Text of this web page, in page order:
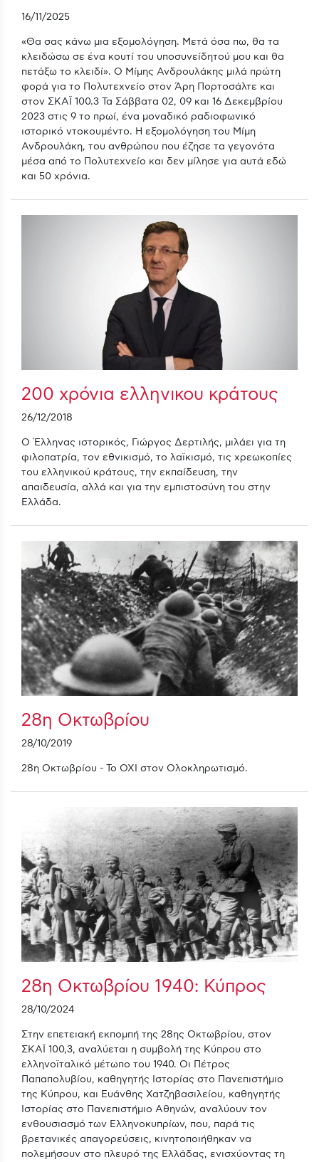
16/11/2025
«Θα σας κάνω μια εξομολόγηση. Μετά όσα πω, θα τα
κλειδώσω σε ένα κουτί του υποσυνείδητού μου και θα
πετάξω το κλειδί». Ο Μίμης Ανδρουλάκης μιλά πρώτη
φορά για το Πολυτεχνείο στον Άρη Πορτοσάλτε και
στον ΣΚΑΪ 100.3 Τα Σάββατα 02, 09 και 16 Δεκεμβρίου
2023 στις 9 το πρωί, ένα μοναδικό ραδιοφωνικό
ιστορικό ντοκουμέντο. Η εξομολόγηση του Μίμη
Ανδρουλάκη, του ανθρώπου που έζησε τα γεγονότα
μέσα από το Πολυτεχνείο και δεν μίλησε για αυτά εδώ
και 50 χρόνια.
200 χρόνια ελληνικου κράτους
26/12/2018
Ο Έλληνας ιστορικός, Γιώργος Δερτιλής, μιλάει για τη
φιλοπατρία, τον εθνικισμό, το λαϊκισμό, τις χρεωκοπίες
του ελληνικού κράτους, την εκπαίδευση, την
απαιδευσία, αλλά και για την εμπιστοσύνη του στην
Ελλάδα.
28η Οκτωβρίου
28/10/2019
28η Οκτωβρίου - Το ΟΧΙ στον Ολοκληρωτισμό.
28η Οκτωβρίου 1940: Κύπρος
28/10/2024
Στην επετειακή εκπομπή της 28ης Οκτωβρίου, στον
ΣΚΑΪ 100,3, αναλύεται η συμβολή της Κύπρου στο
ελληνοϊταλικό μέτωπο του 1940. Οι Πέτρος
Παπαπολυβίου, καθηγητής Ιστορίας στο Πανεπιστήμιο
της Κύπρου, και Ευάνθης Χατζηβασιλείου, καθηγητής
Ιστορίας στο Πανεπιστήμιο Αθηνών, αναλύουν τον
ενθουσιασμό των Ελληνοκυπρίων, που, παρά τις
βρετανικές απαγορεύσεις, κινητοποιήθηκαν να
πολεμήσουν στο πλευρό της Ελλάδας, ενισχύοντας τη